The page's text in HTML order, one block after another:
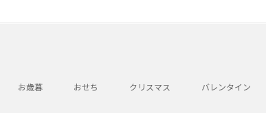
お歳暮 おせち クリスマス バレンタイン